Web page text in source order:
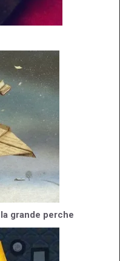
grande perche